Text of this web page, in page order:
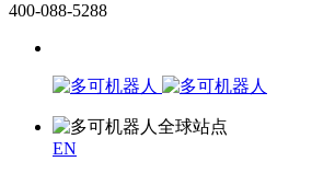
400-088-5288
EN